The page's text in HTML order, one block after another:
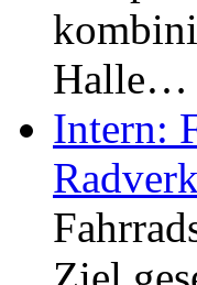
Halle…
Intern: